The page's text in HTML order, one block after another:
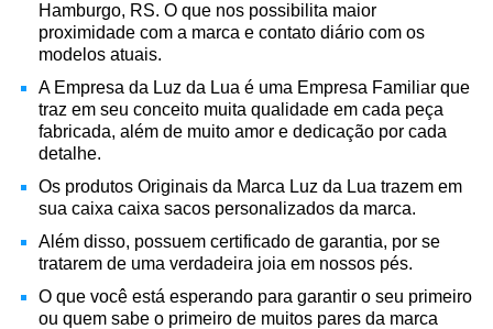
Hamburgo, RS. O que nos possibilita maior
proximidade com a marca e contato diário com os
modelos atuais.
A Empresa da Luz da Lua é uma Empresa Familiar que
traz em seu conceito muita qualidade em cada peça
fabricada, além de muito amor e dedicação por cada
detalhe.
Os produtos Originais da Marca Luz da Lua trazem em
sua caixa caixa sacos personalizados da marca.
Além disso, possuem certificado de garantia, por se
tratarem de uma verdadeira joia em nossos pés.
O que você está esperando para garantir o seu primeiro
ou quem sabe o primeiro de muitos pares da marca